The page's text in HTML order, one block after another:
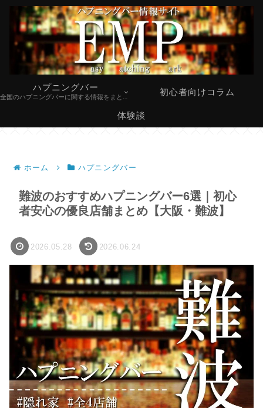
ハプニングバー
全国のハプニングバーに関する情報をまとめています。 初心者向けコラム
体験談
ホーム ハプニングバー
難波のおすすめハプニングバー6選｜初心
者安心の優良店舗まとめ【大阪・難波】
2026.05.28 2026.06.24